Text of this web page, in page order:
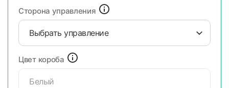
Сторона управления
Выбрать управление
Цвет короба
Белый